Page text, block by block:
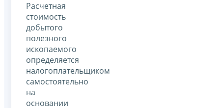
Расчетная
стоимость
добытого
полезного
ископаемого
определяется
налогоплательщиком
самостоятельно
на
основании